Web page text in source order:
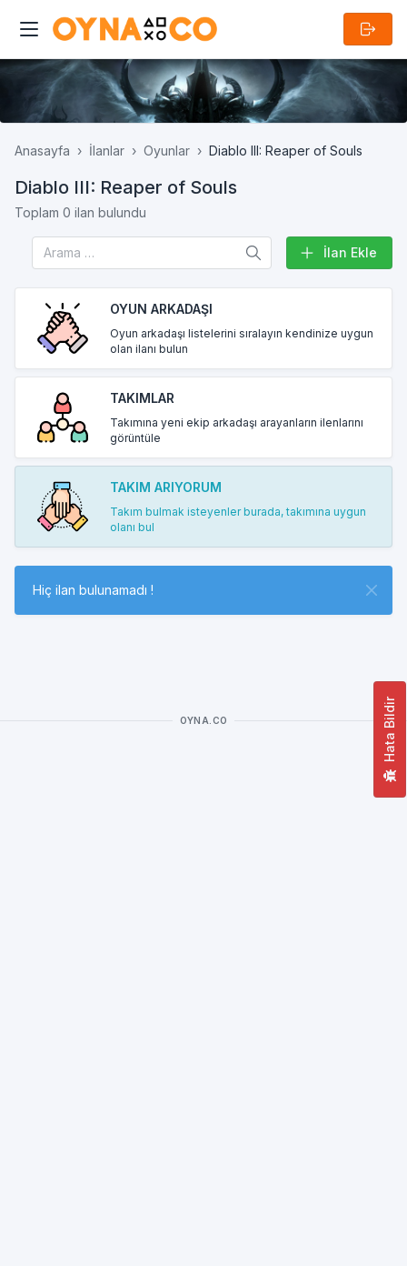
Hata Bildir
Anasayfa İlanlar Oyunlar Diablo III: Reaper of Souls
Diablo III: Reaper of Souls
Toplam 0 ilan bulundu
İlan Ekle
OYUN ARKADAŞI
Oyun arkadaşı listelerini sıralayın kendinize uygun
olan ilanı bulun
TAKIMLAR
Takımına yeni ekip arkadaşı arayanların ilenlarını
görüntüle
TAKIM ARIYORUM
Takım bulmak isteyenler burada, takımına uygun
olanı bul
Hiç ilan bulunamadı !
OYNA.CO